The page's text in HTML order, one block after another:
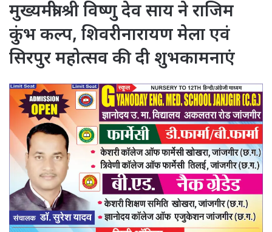
मुख्यमंत्री श्री विष्णु देव साय ने राजिम
कुंभ कल्प, शिवरीनारायण मेला एवं
सिरपुर महोत्सव की दी शुभकामनाएं